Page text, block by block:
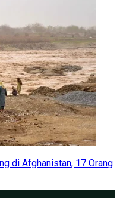
di Afghanistan, 17 Orang